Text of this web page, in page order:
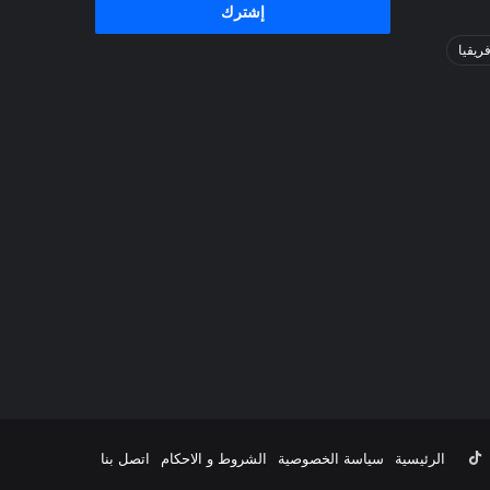
الرئيسية سياسة الخصوصية الشروط و الاحكام اتصل بنا انستقرام‫TikTok